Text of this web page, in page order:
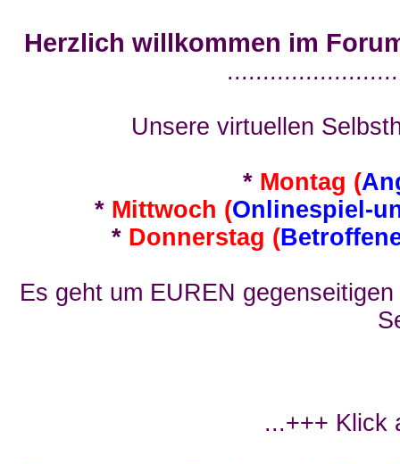
Herzlich willkommen im
Unsere virtuellen
* Montag (
* Mittwoch (Onlinespiel-
* Donnerstag (
Es geht um EUREN
...+++ Klick